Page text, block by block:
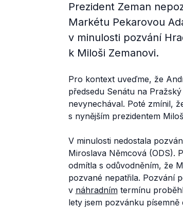
Prezident Zeman
Markétu Pekarovou
v minulosti pozvání
k Miloši Zemanovi.
Pro kontext uveďme, že
předsedu Senátu na
nevynechával. Poté zmínil,
s nynějším prezidentem
V minulosti nedostala
Miroslava Němcová (ODS).
odmítla s odůvodněním, že
pozvané nepatřila. Pozvání
v náhradnímtermínu
lety jsem pozvánku